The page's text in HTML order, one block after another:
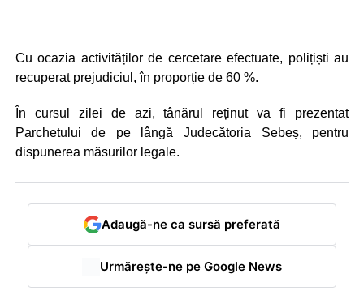
Cu ocazia activităților de cercetare efectuate, polițiști au
recuperat prejudiciul, în proporție de 60 %.
În cursul zilei de azi, tânărul reținut va fi prezentat
Parchetului de pe lângă Judecătoria Sebeș, pentru
dispunerea măsurilor legale.
Adaugă-ne ca sursă preferată
Urmărește-ne pe Google News